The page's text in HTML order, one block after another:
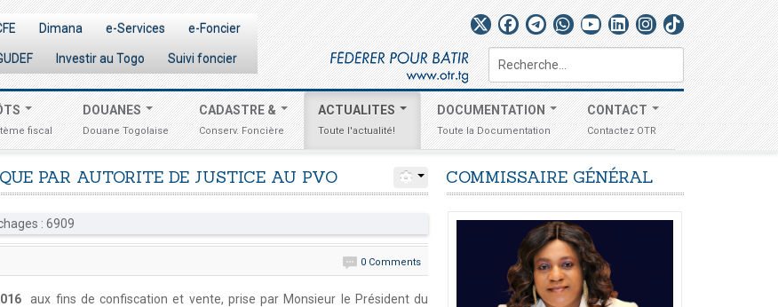
Dimana e-Services e-Foncier
Investir au Togo Suivi foncier Rechercher
fiscal
DOUANES
Douane Togolaise
CADASTRE &
Conserv. Foncière
ACTUALITES
Toute l'actualité!
DOCUMENTATION
Toute la Documentation
CONTACT
Contactez OTR
PAR AUTORITE DE JUSTICE AU PVO
: 6909
0 Comments
aux fins de confiscation et vente, prise par Monsieur le Président du
COMMISSAIRE GÉNÉRAL